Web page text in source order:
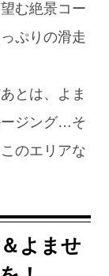
む絶景コー
ぷりの滑走
とは、よま
ージング…そ
のエリアな
よませ